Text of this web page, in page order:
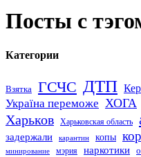
Посты с
Категории
Взятка ГСЧС ДТП
Україна переможе ХОГА
Харьков Харьковская область
задержали карантин копы
минирование мэрия наркотики